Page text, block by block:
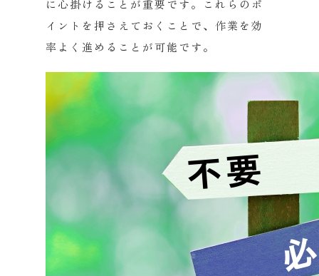
に心掛けることが重要です。これらのポ
イントを押さえておくことで、 作業を効
率よく進めることが可能です。